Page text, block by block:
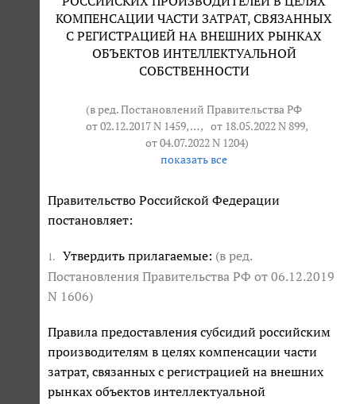
КОМПЕНСАЦИИ ЧАСТИ ЗАТРАТ, СВЯЗАННЫХ
С РЕГИСТРАЦИЕЙ НА ВНЕШНИХ РЫНКАХ
ОБЪЕКТОВ ИНТЕЛЛЕКТУАЛЬНОЙ
СОБСТВЕННОСТИ
(в ред. Постановлений Правительства РФ
от 02.12.2017 N 1459, … , от 18.05.2022 N 899,
от 04.07.2022 N 1204)
показать все
Правительство Российской Федерации
постановляет:
1. Утвердить прилагаемые: (в ред.
Постановления Правительства РФ от 06.12.2019
N 1606)
Правила предоставления субсидий российским
производителям в целях компенсации части
затрат, связанных с регистрацией на внешних
рынках объектов интеллектуальной